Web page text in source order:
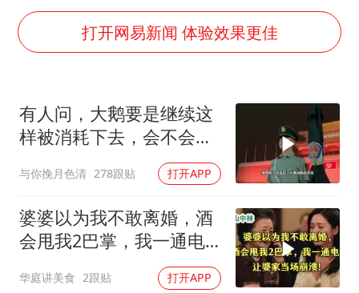
央视新主播李秋莹孙亚鹏亮相
白海豚登陆前还将加强
河南刑案嫌犯被抓 逃窜时伤害多人
经常半夜醒要排查6种疾病
三警齐发！多地10级以上雷暴大风
乐享全民健身 共筑健康中国
打开网易新闻 体验效果更佳
有人问，大鹅要是继续这
样被消耗下去，会不会灭
与你挽月色清 278跟贴 打开APP
婆婆以为我不敢离婚，酒
会甩我2巴掌，我一通电
华庭讲美食 2跟贴 打开APP